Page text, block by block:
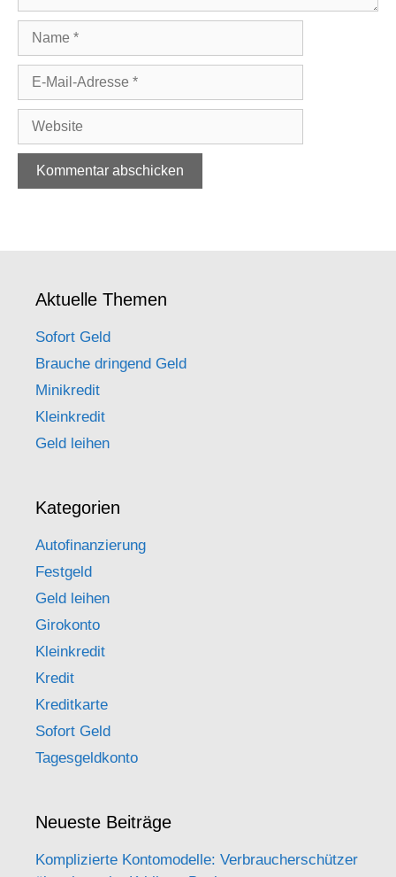
Aktuelle Themen
Sofort Geld
Brauche dringend Geld
Minikredit
Kleinkredit
Geld leihen
Kategorien
Autofinanzierung
Festgeld
Geld leihen
Girokonto
Kleinkredit
Kredit
Kreditkarte
Sofort Geld
Tagesgeldkonto
Neueste Beiträge
Komplizierte Kontomodelle: Verbraucherschützer